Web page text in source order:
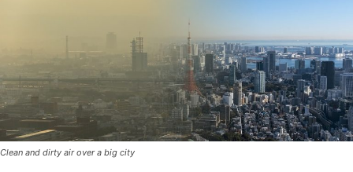
Clean and dirty air over a big city